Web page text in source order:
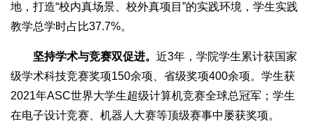
地，打造“校内真场景、校外真项目”的实践环境，学生实践
教学总学时占比37.7%。
坚持学术与竞赛双促进。 近3年，学院学生累计获国家
级学术科技竞赛奖项150余项、省级奖项400余项。学生获
2021年ASC世界大学生超级计算机竞赛全球总冠军；学生
在电子设计竞赛、机器人大赛等顶级赛事中屡获奖项。